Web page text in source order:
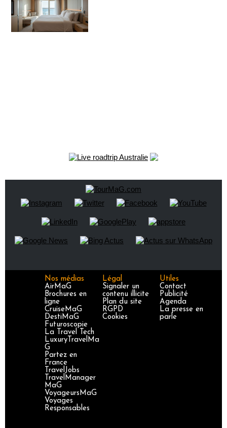
Nos médias
AirMaG
Brochures en
ligne
CruiseMaG
DestiMaG
Futuroscopie
La Travel Tech
LuxuryTravelMa
G
Partez en
France
TravelJobs
TravelManager
MaG
VoyageursMaG
Voyages
Responsables
Légal
Signaler un
contenu illicite
Plan du site
RGPD
Cookies
Utiles
Contact
Publicité
Agenda
La presse en
parle